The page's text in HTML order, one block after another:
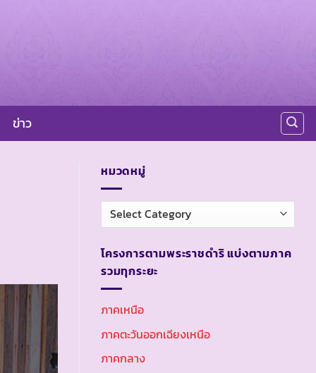
ข่าว
หมวดหมู่
หมวด
หมู่
โครงการตามพระราชดำริ แบ่งตามภาค
รวมทุกระยะ
ภาคเหนือ
ภาคตะวันออกเฉียงเหนือ
ภาคกลาง